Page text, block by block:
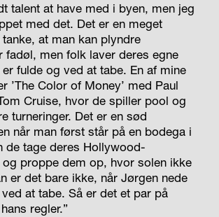
talent at have med i byen, men jeg
med det. Det er en meget
at man kan plyndre
men folk laver deres egne
fulde og ved at tabe. En af mine
’The Color of Money’ med Paul
­Cruise, hvor de spiller pool og
turneringer. Det er en sød
når man først står på en bodega i
de tage deres Hollywood-
proppe dem op, hvor solen ikke
er det bare ikke, når Jørgen nede
ved at tabe. Så er det et par på
regler.”